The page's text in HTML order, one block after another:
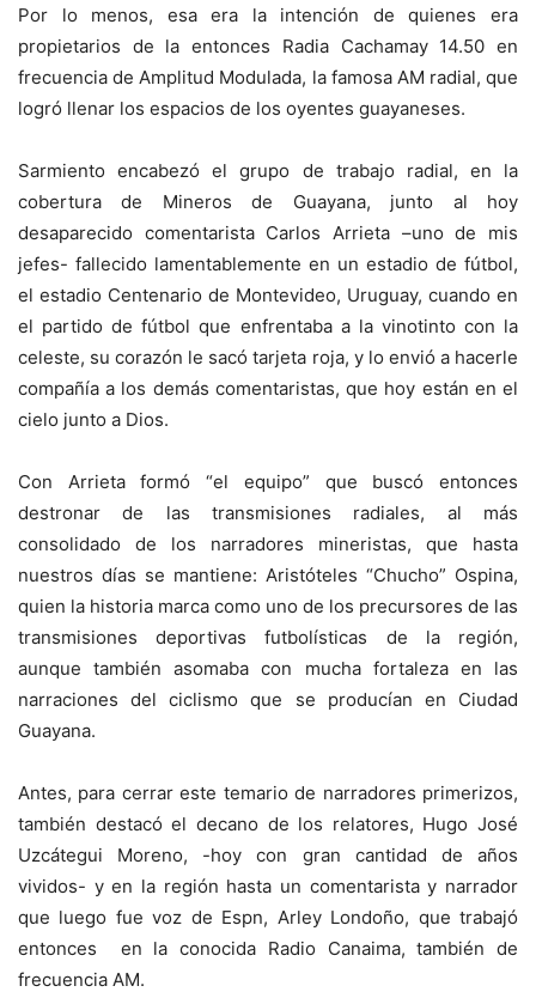
Por lo menos, esa era la intención de quienes era
propietarios de la entonces Radia Cachamay 14.50 en
frecuencia de Amplitud Modulada, la famosa AM radial, que
logró llenar los espacios de los oyentes guayaneses.
Sarmiento encabezó el grupo de trabajo radial, en la
cobertura de Mineros de Guayana, junto al hoy
desaparecido comentarista Carlos Arrieta –uno de mis
jefes- fallecido lamentablemente en un estadio de fútbol,
el estadio Centenario de Montevideo, Uruguay, cuando en
el partido de fútbol que enfrentaba a la vinotinto con la
celeste, su corazón le sacó tarjeta roja, y lo envió a hacerle
compañía a los demás comentaristas, que hoy están en el
cielo junto a Dios.
Con Arrieta formó “el equipo” que buscó entonces
destronar de las transmisiones radiales, al más
consolidado de los narradores mineristas, que hasta
nuestros días se mantiene: Aristóteles “Chucho” Ospina,
quien la historia marca como uno de los precursores de las
transmisiones deportivas futbolísticas de la región,
aunque también asomaba con mucha fortaleza en las
narraciones del ciclismo que se producían en Ciudad
Guayana.
Antes, para cerrar este temario de narradores primerizos,
también destacó el decano de los relatores, Hugo José
Uzcátegui Moreno, -hoy con gran cantidad de años
vividos- y en la región hasta un comentarista y narrador
que luego fue voz de Espn, Arley Londoño, que trabajó
entonces en la conocida Radio Canaima, también de
frecuencia AM.